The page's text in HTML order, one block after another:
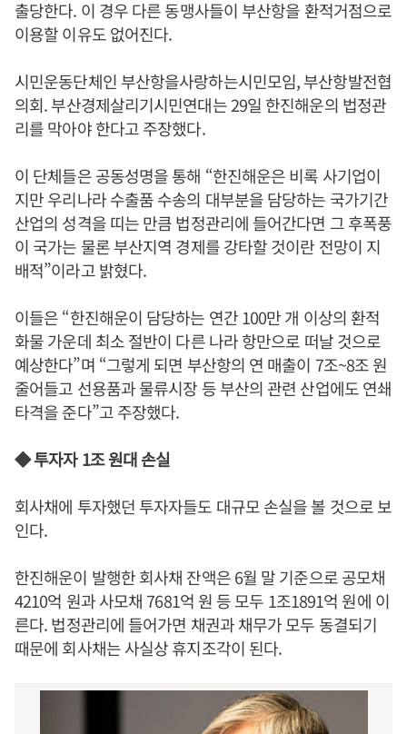
출당한다. 이 경우 다른 동맹사들이 부산항을 환적거점으로
이용할 이유도 없어진다.
시민운동단체인 부산항을사랑하는시민모임, 부산항발전협
의회. 부산경제살리기시민연대는 29일 한진해운의 법정관
리를 막아야 한다고 주장했다.
이 단체들은 공동성명을 통해 “한진해운은 비록 사기업이
지만 우리나라 수출품 수송의 대부분을 담당하는 국가기간
산업의 성격을 띠는 만큼 법정관리에 들어간다면 그 후폭풍
이 국가는 물론 부산지역 경제를 강타할 것이란 전망이 지
배적”이라고 밝혔다.
이들은 “한진해운이 담당하는 연간 100만 개 이상의 환적
화물 가운데 최소 절반이 다른 나라 항만으로 떠날 것으로
예상한다”며 “그렇게 되면 부산항의 연 매출이 7조~8조 원
줄어들고 선용품과 물류시장 등 부산의 관련 산업에도 연쇄
타격을 준다”고 주장했다.
◆ 투자자 1조 원대 손실
회사채에 투자했던 투자자들도 대규모 손실을 볼 것으로 보
인다.
한진해운이 발행한 회사채 잔액은 6월 말 기준으로 공모채
4210억 원과 사모채 7681억 원 등 모두 1조1891억 원에 이
른다. 법정관리에 들어가면 채권과 채무가 모두 동결되기
때문에 회사채는 사실상 휴지조각이 된다.